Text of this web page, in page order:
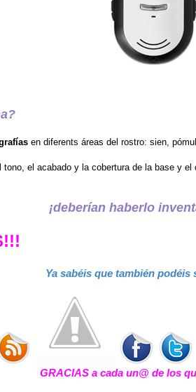
en diferents áreas del rostro: sien,
tono, el acabado y la cobertura de la base y
¡deberían haberlo
Ya sabéis que también podéis
GRACIAS a cada un@ de los